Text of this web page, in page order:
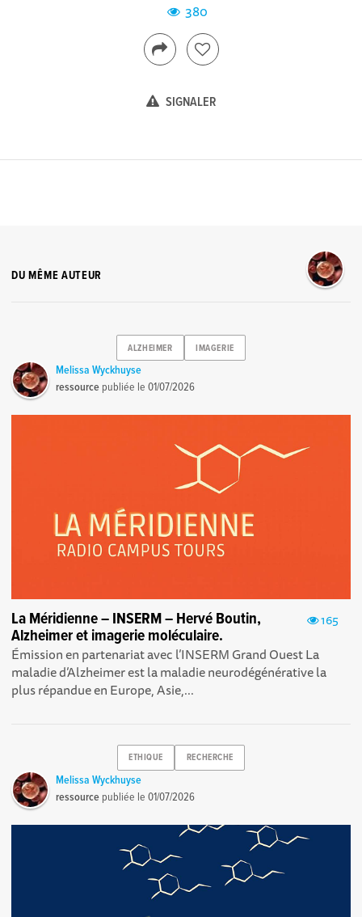
380
SIGNALER
DU MÊME AUTEUR
ALZHEIMER IMAGERIE
Melissa Wyckhuyse
ressource publiée le01/07/2026
165
La Méridienne – INSERM – Hervé Boutin,
Alzheimer et imagerie moléculaire.
Émission en partenariat avec l’INSERM Grand Ouest La
maladie d’Alzheimer est la maladie neurodégénérative la
plus répandue en Europe, Asie,...
ETHIQUE RECHERCHE
Melissa Wyckhuyse
ressource publiée le01/07/2026